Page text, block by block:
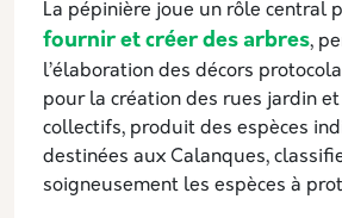
La pépinière joue un rôle central
fournir et créer des arbres,
l’élaboration des décors
pour la création des rues jardin
collectifs, produit des espèces
destinées aux Calanques,
soigneusement les espèces à